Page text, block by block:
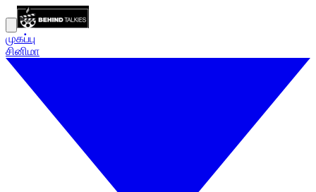
முகப்பு
சினிமா